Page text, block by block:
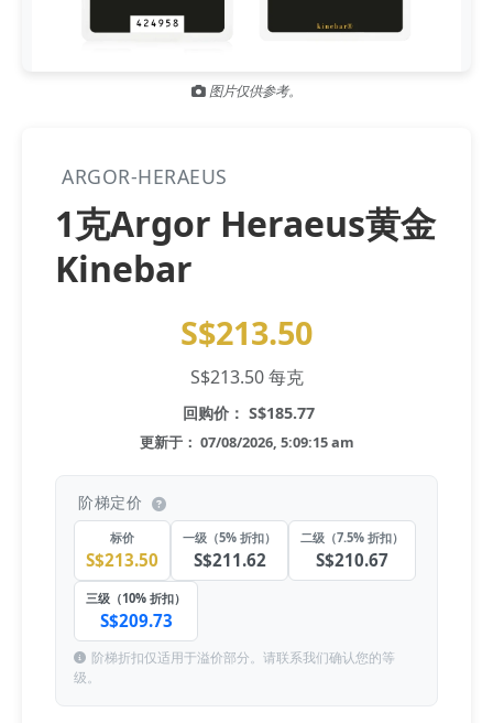
Gold and silver’s historic rally could resume ‘as fog of war
Central banks ‘scoop up a load’ of gold in bumpy first
图片仅供参考。
ARGOR-HERAEUS
1克Argor Heraeus黄金
Kinebar
S$213.50
S$213.50 每克
回购价： S$185.77
更新于： 07/08/2026, 5:09:15 am
阶梯定价
标价
S$213.50
一级（5% 折扣）
S$211.62
二级（7.5% 折扣）
S$210.67
三级（10% 折扣）
S$209.73
阶梯折扣仅适用于溢价部分。请联系我们确认您的等
级。